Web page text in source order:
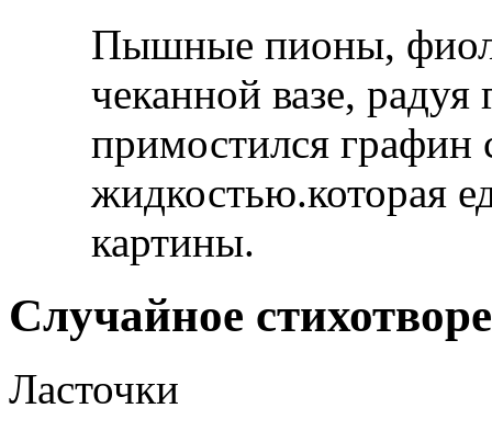
Пышные пионы,
чеканной вазе,
примостился графин
жидкостью.которая
картины.
Случайное
Ласточки